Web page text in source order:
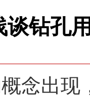
谈钻孔
出现